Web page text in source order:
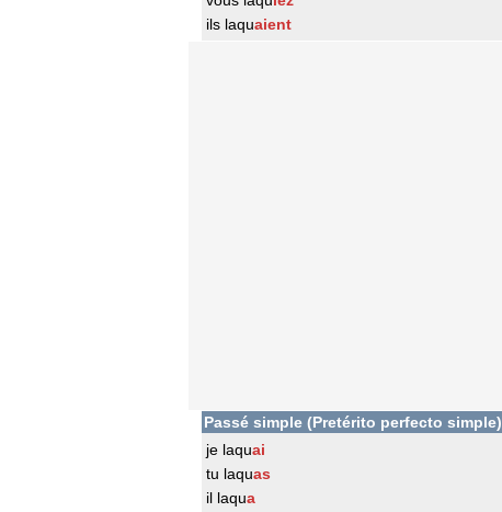
ils laquaient
Passé simple (Pretérito perfecto simple)
je laquai
tu laquas
il laqua